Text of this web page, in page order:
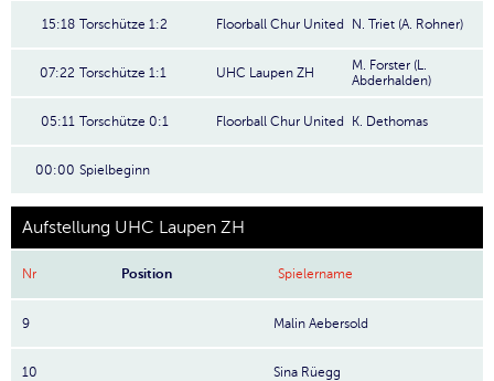
15:18 Torschütze 1:2 Floorball Chur United N. Triet (A. Rohner)
07:22 Torschütze 1:1 UHC Laupen ZH
M. Forster (L.
Abderhalden)
05:11 Torschütze 0:1 Floorball Chur United K. Dethomas
00:00 Spielbeginn
Aufstellung UHC Laupen ZH
Nr Position Spielername
9 Malin Aebersold
10 Sina Rüegg